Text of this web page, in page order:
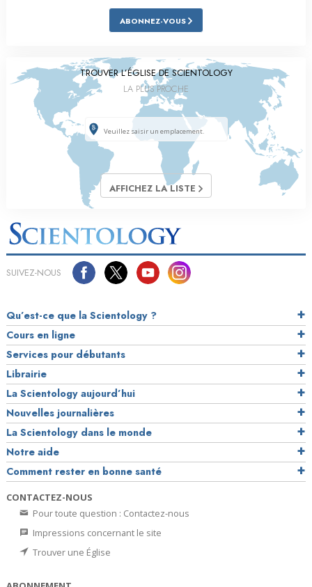
ABONNEZ-VOUS
TROUVER L’ÉGLISE DE SCIENTOLOGY
LA PLUS PROCHE
AFFICHEZ LA LISTE
SUIVEZ-NOUS
Qu’est-ce que la Scientology ?
Cours en ligne
Services pour débutants
Librairie
La Scientology aujourd’hui
Nouvelles journalières
La Scientology dans le monde
Notre aide
Comment rester en bonne santé
CONTACTEZ-NOUS
Pour toute question : Contactez-nous
Impressions concernant le site
Trouver une Église